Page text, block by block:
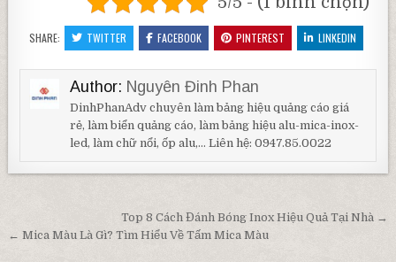
SHARE: TWITTER FACEBOOK PINTEREST LINKEDIN
Author: Nguyên Đinh Phan
DinhPhanAdv chuyên làm bảng hiệu quảng cáo giá
rẻ, làm biển quảng cáo, làm bảng hiệu alu-mica-inox-
led, làm chữ nổi, ốp alu,... Liên hệ: 0947.85.0022
Điều hướng bài viết
Top 8 Cách Đánh Bóng Inox Hiệu Quả Tại Nhà →
← Mica Màu Là Gì? Tìm Hiểu Về Tấm Mica Màu